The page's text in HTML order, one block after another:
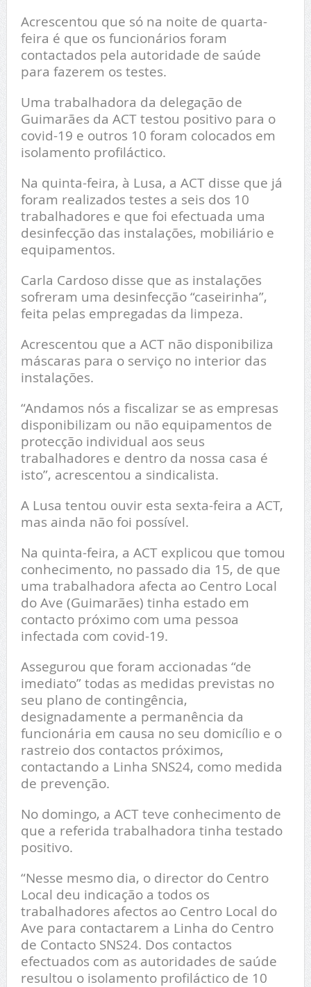
Acrescentou que só na noite de quarta-
feira é que os funcionários foram
contactados pela autoridade de saúde
para fazerem os testes.
Uma trabalhadora da delegação de
Guimarães da ACT testou positivo para o
covid-19 e outros 10 foram colocados em
isolamento profiláctico.
Na quinta-feira, à Lusa, a ACT disse que já
foram realizados testes a seis dos 10
trabalhadores e que foi efectuada uma
desinfecção das instalações, mobiliário e
equipamentos.
Carla Cardoso disse que as instalações
sofreram uma desinfecção “caseirinha”,
feita pelas empregadas da limpeza.
Acrescentou que a ACT não disponibiliza
máscaras para o serviço no interior das
instalações.
“Andamos nós a fiscalizar se as empresas
disponibilizam ou não equipamentos de
protecção individual aos seus
trabalhadores e dentro da nossa casa é
isto”, acrescentou a sindicalista.
A Lusa tentou ouvir esta sexta-feira a ACT,
mas ainda não foi possível.
Na quinta-feira, a ACT explicou que tomou
conhecimento, no passado dia 15, de que
uma trabalhadora afecta ao Centro Local
do Ave (Guimarães) tinha estado em
contacto próximo com uma pessoa
infectada com covid-19.
Assegurou que foram accionadas “de
imediato” todas as medidas previstas no
seu plano de contingência,
designadamente a permanência da
funcionária em causa no seu domicílio e o
rastreio dos contactos próximos,
contactando a Linha SNS24, como medida
de prevenção.
No domingo, a ACT teve conhecimento de
que a referida trabalhadora tinha testado
positivo.
“Nesse mesmo dia, o director do Centro
Local deu indicação a todos os
trabalhadores afectos ao Centro Local do
Ave para contactarem a Linha do Centro
de Contacto SNS24. Dos contactos
efectuados com as autoridades de saúde
resultou o isolamento profiláctico de 10